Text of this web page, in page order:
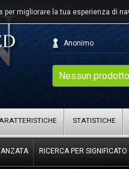
migliorare la tua esperienza di
Nessun
Anonimo
STATISTICHE
RICERCA PER SIGNIFICATO